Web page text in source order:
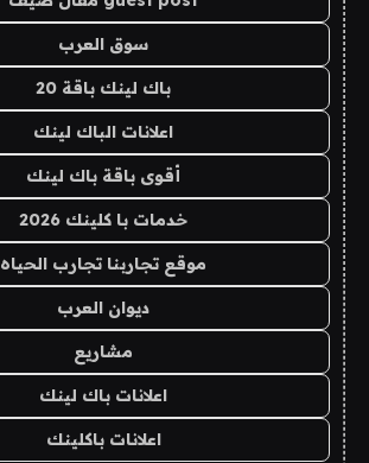
سوق العرب
باك لينك باقة 20
اعلانات الباك لينك
أقوى باقة باك لينك
خدمات با كلينك 2026
موقع تجاربنا تجارب الحياه
ديوان العرب
مشاريع
اعلانات باك لينك
اعلانات باكلينك